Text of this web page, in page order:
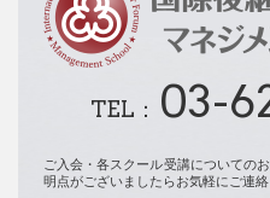
TEL： 03-
ご入会・各スクール受講についての
明点がございましたらお気軽にご連絡